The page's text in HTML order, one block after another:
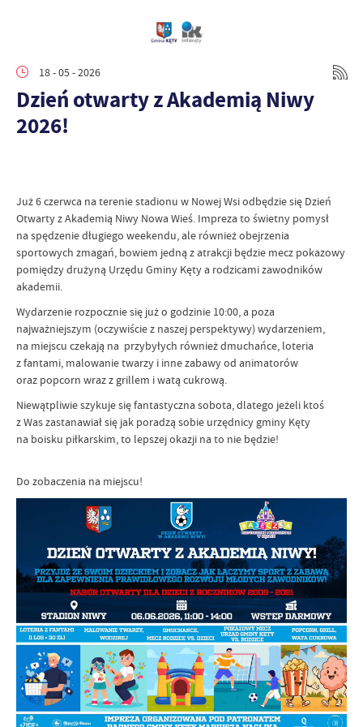
18 - 05 - 2026
Dzień otwarty z Akademią Niwy
2026!
Już 6 czerwca na terenie stadionu w Nowej Wsi odbędzie się Dzień
Otwarty z Akademią Niwy Nowa Wieś. Impreza to świetny pomysł
na spędzenie długiego weekendu, ale również obejrzenia
sportowych zmagań, bowiem jedną z atrakcji będzie mecz pokazowy
pomiędzy drużyną Urzędu Gminy Kęty a rodzicami zawodników
akademii.
Wydarzenie rozpocznie się już o godzinie 10:00, a poza
najważniejszym (oczywiście z naszej perspektywy) wydarzeniem,
na miejscu czekają na przybyłych również dmuchańce, loteria
z fantami, malowanie twarzy i inne zabawy od animatorów
oraz popcorn wraz z grillem i watą cukrową.
Niewątpliwie szykuje się fantastyczna sobota, dlatego jeżeli ktoś
z Was zastanawiał się jak poradzą sobie urzędnicy gminy Kęty
na boisku piłkarskim, to lepszej okazji na to nie będzie!
Do zobaczenia na miejscu!